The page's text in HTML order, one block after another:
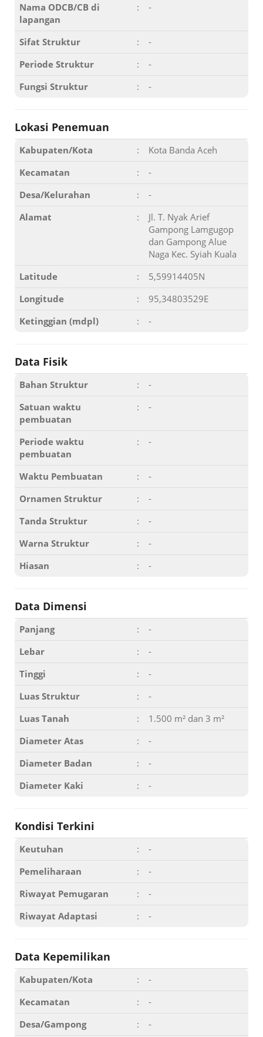
Nama ODCB/CB di
lapangan
: -
Sifat Struktur :
-
Periode Struktur
:
-
Fungsi Struktur
: -
Lokasi Penemuan
Kabupaten/Kota :
Kota Banda Aceh
Kecamatan
:
-
Desa/Kelurahan
:
-
Alamat
:
Jl. T. Nyak Arief
Gampong Lamgugop
dan Gampong Alue
Naga Kec. Syiah Kuala
Latitude
:
5,59914405N
Longitude
:
95,34803529E
Ketinggian (mdpl)
: -
Data Fisik
Bahan Struktur :
-
Satuan waktu
pembuatan
: -
Periode waktu
pembuatan
: -
Waktu Pembuatan :
-
Ornamen Struktur
:
-
Tanda Struktur
:
-
Warna Struktur
:
-
Hiasan
: -
Data Dimensi
Panjang :
-
Lebar
:
-
Tinggi
:
-
Luas Struktur
:
-
Luas Tanah
:
1.500 m² dan 3 m²
Diameter Atas
:
-
Diameter Badan
:
-
Diameter Kaki
: -
Kondisi Terkini
Keutuhan :
-
Pemeliharaan
:
-
Riwayat Pemugaran
:
-
Riwayat Adaptasi
: -
Data Kepemilikan
Kabupaten/Kota :
-
Kecamatan
:
-
Desa/Gampong
: -